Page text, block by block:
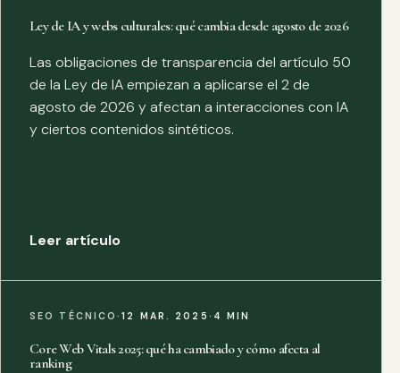
Ley de IA y webs culturales: qué cambia desde agosto de 2026
Las obligaciones de transparencia del artículo 50
de la Ley de IA empiezan a aplicarse el 2 de
agosto de 2026 y afectan a interacciones con IA
y ciertos contenidos sintéticos.
Leer artículo
SEO TÉCNICO·12 MAR. 2025 · 4 MIN
Core Web Vitals 2025: qué ha cambiado y cómo afecta al
ranking